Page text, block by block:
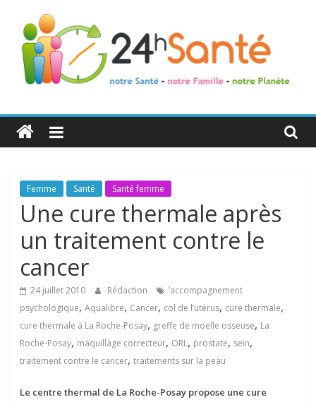
24h
Santé
La
santé
toute
famille
Femme Santé Santé femme
Une cure thermale après
un traitement contre le
cancer
24 juillet 2010 Rédaction
’accompagnement
psychologique,Aqualibre, Cancer, col de l’utérus, cure thermale,
cure thermale à La Roche-Posay, greffe de moelle osseuse, La
Roche-Posay, maquillage correcteur, ORL, prostate, sein,
traitement contre le cancer,traitements sur la peau
Le centre thermal de La Roche-Posay propose une cure